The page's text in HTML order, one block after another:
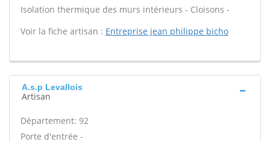
Isolation thermique des murs intérieurs - Cloisons -
Voir la fiche artisan : Entreprise jean philippe bicho
A.s.p Levallois
Artisan
Département: 92
Porte d'entrée -